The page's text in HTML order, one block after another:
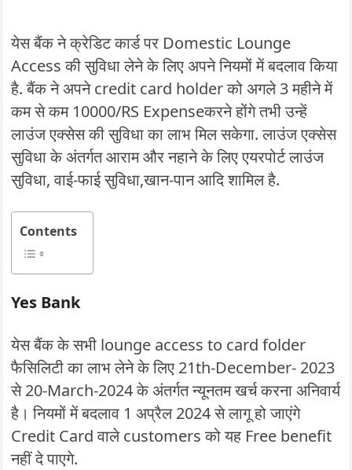
येस बैंक ने क्रेडिट कार्ड पर Domestic Lounge
Access की सुविधा लेने के लिए अपने नियमों में बदलाव किया
है. बैंक ने अपने credit card holder को अगले 3 महीने में
कम से कम 10000/RS Expenseकरने होंगे तभी उन्हें
लाउंज एक्सेस की सुविधा का लाभ मिल सकेगा. लाउंज एक्सेस
सुविधा के अंतर्गत आराम और नहाने के लिए एयरपोर्ट लाउंज
सुविधा, वाई-फाई सुविधा,खान-पान आदि शामिल है.
Contents
Yes Bank
येस बैंक के सभी lounge access to card folder
फैसिलिटी का लाभ लेने के लिए 21th-December- 2023
से 20-March-2024 के अंतर्गत न्यूनतम खर्च करना अनिवार्य
है। नियमों में बदलाव 1 अप्रैल 2024 से लागू हो जाएंगे
Credit Card वाले customers को यह Free benefit
नहीं दे पाएगे.